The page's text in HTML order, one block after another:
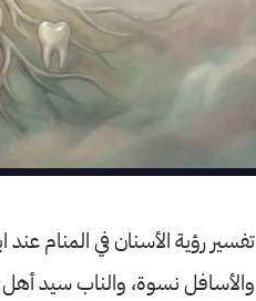
تفسير رؤية الأسنان في المنام
والأسافل نسوة، والناب سيد أهل